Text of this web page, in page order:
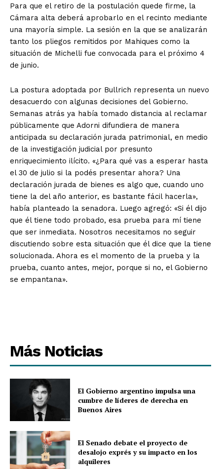
Para que el retiro de la postulación quede firme, la
Cámara alta deberá aprobarlo en el recinto mediante
una mayoría simple. La sesión en la que se analizarán
tanto los pliegos remitidos por Mahiques como la
situación de Michelli fue convocada para el próximo 4
de junio.
La postura adoptada por Bullrich representa un nuevo
desacuerdo con algunas decisiones del Gobierno.
Semanas atrás ya había tomado distancia al reclamar
públicamente que Adorni difundiera de manera
anticipada su declaración jurada patrimonial, en medio
de la investigación judicial por presunto
enriquecimiento ilícito. «¿Para qué vas a esperar hasta
el 30 de julio si la podés presentar ahora? Una
declaración jurada de bienes es algo que, cuando uno
tiene la del año anterior, es bastante fácil hacerla»,
había planteado la senadora. Luego agregó: «Si él dijo
que él tiene todo probado, esa prueba para mí tiene
que ser inmediata. Nosotros necesitamos no seguir
discutiendo sobre esta situación que él dice que la tiene
solucionada. Ahora es el momento de la prueba y la
prueba, cuanto antes, mejor, porque si no, el Gobierno
se empantana».
Más Noticias
El Gobierno argentino impulsa una
cumbre de líderes de derecha en
Buenos Aires
El Senado debate el proyecto de
desalojo exprés y su impacto en los
alquileres